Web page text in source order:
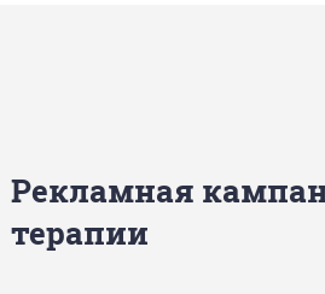
Рекламная
терапии